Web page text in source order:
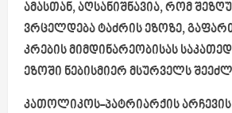
ამასთან, აღსანიშნავია, რომ
ვრცელდება ტაძრის ეზოზე,
კრების მიმდინარეობისას
ეზოში ნებისმიერ მსურველს
კათოლიკოს-პატრიარქის არჩევის